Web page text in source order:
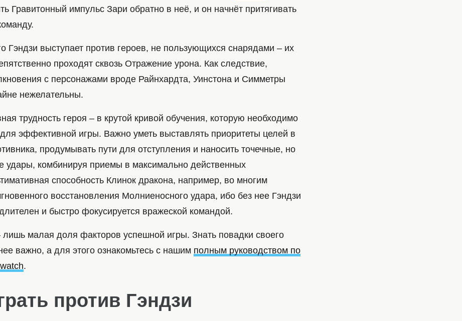
Гравитонный импульс Зари обратно в неё, и он начнёт притягивать
Гэндзи выступает против героев, не пользующихся снарядами – их
проходят сквозь Отражение урона. Как следствие,
с персонажами вроде Райнхардта, Уинстона и Симметры
нежелательны.
трудность героя – в крутой кривой обучения, которую необходимо
эффективной игры. Важно уметь выставлять приоритеты целей в
продумывать пути для отступления и наносить точечные, но
удары, комбинируя приемы в максимально действенных
способность Клинок дракона, например, во многим
восстановления Молниеносного удара, ибо без нее Гэндзи
и быстро фокусируется вражеской командой.
лишь малая доля факторов успешной игры. Знать повадки своего
важно, а для этого ознакомьтесь с нашим полным руководством по
.
против Гэндзи